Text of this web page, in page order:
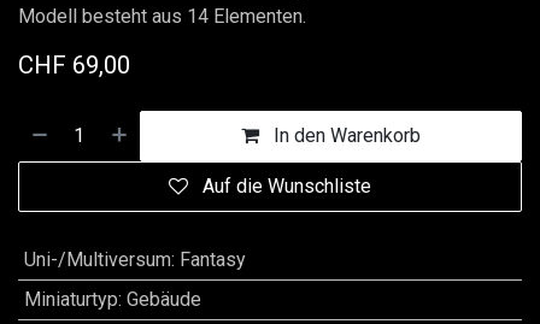
Modell besteht aus 14 Elementen.
CHF 69,00
In den Warenkorb
Auf die Wunschliste
Uni-/Multiversum: Fantasy
Miniaturtyp: Gebäude